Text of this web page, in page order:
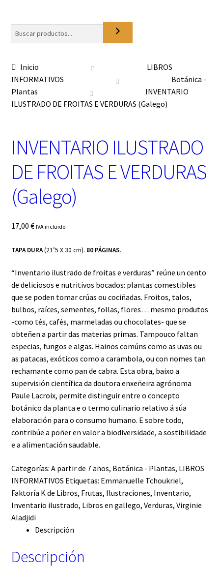
a
c
a
t
e
a
Buscar
Inicio
LIBROS
INFORMATIVOS
Botánica -
Plantas
INVENTARIO
ILUSTRADO DE FROITAS E VERDURAS (Galego)
INVENTARIO ILUSTRADO
DE FROITAS E VERDURAS
(Galego)
17,00 € IVA incluido
TAPA DURA(21’5 X 30 cm). 80 PÁGINAS.
“Inventario ilustrado de froitas e verduras” reúne un cento
de deliciosos e nutritivos bocados: plantas comestibles
que se poden tomar crúas ou cociñadas. Froitos, talos,
bulbos, raíces, sementes, follas, flores… mesmo produtos
-como tés, cafés, marmeladas ou chocolates- que se
obteñen a partir das materias primas. Tampouco faltan
especias, fungos e algas. Hainos comúns como as uvas ou
as patacas, exóticos como a carambola, ou con nomes tan
rechamante como pan de cabra. Esta obra, baixo a
supervisión científica da doutora enxeñeira agrónoma
Paule Lacroix, permite distinguir entre o concepto
botánico da planta e o termo culinario relativo á súa
elaboración para o consumo humano. E sobre todo,
contribúe a poñer en valor a biodiversidade, a sostibilidade
e a alimentación saudable.
Categorías: A partir de 7 años, Botánica - Plantas, LIBROS
INFORMATIVOS Etiquetas: Emmanuelle Tchoukriel,
Faktoría K de Libros, Frutas, Ilustraciones, Inventario,
Inventario ilustrado, Libros en gallego, Verduras, Virginie
Aladjidi
Descripción
Descripción